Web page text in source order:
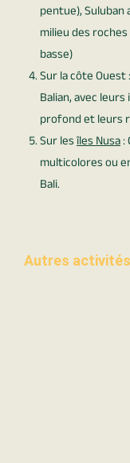
pentue),
milieu des
basse)
Sur la côte
Balian, avec
profond et leurs
Sur lesîles Nusa:
multicolores ou
Bali.
Autres